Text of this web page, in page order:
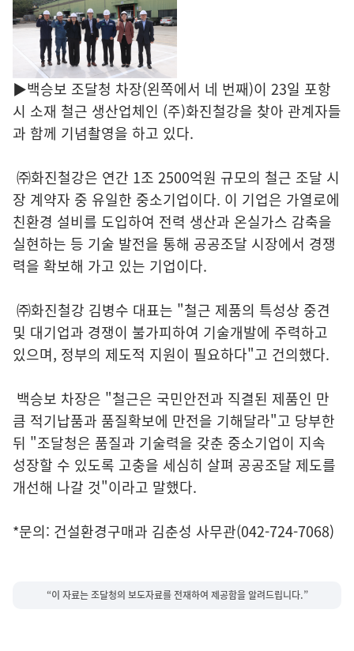
▶백승보 조달청 차장(왼쪽에서 네 번째)이 23일 포항
시 소재 철근 생산업체인 (주)화진철강을 찾아 관계자들
과 함께 기념촬영을 하고 있다.
㈜화진철강은 연간 1조 2500억원 규모의 철근 조달 시
장 계약자 중 유일한 중소기업이다. 이 기업은 가열로에
친환경 설비를 도입하여 전력 생산과 온실가스 감축을
실현하는 등 기술 발전을 통해 공공조달 시장에서 경쟁
력을 확보해 가고 있는 기업이다.
㈜화진철강 김병수 대표는 "철근 제품의 특성상 중견
및 대기업과 경쟁이 불가피하여 기술개발에 주력하고
있으며, 정부의 제도적 지원이 필요하다"고 건의했다.
백승보 차장은 "철근은 국민안전과 직결된 제품인 만
큼 적기납품과 품질확보에 만전을 기해달라"고 당부한
뒤 "조달청은 품질과 기술력을 갖춘 중소기업이 지속
성장할 수 있도록 고충을 세심히 살펴 공공조달 제도를
개선해 나갈 것"이라고 말했다.
*문의: 건설환경구매과 김춘성 사무관(042-724-7068)
“이 자료는 조달청의 보도자료를 전재하여 제공함을 알려드립니다.”